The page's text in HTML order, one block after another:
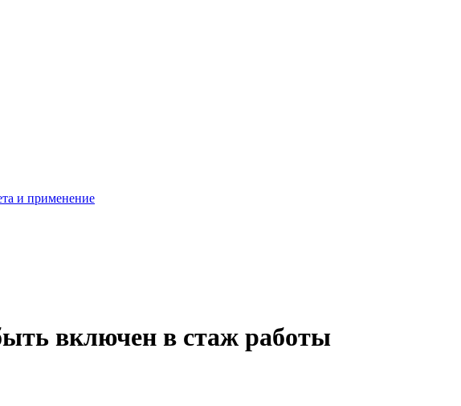
и применение
включен в стаж работы